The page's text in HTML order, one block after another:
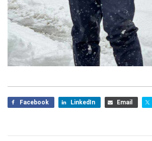
Facebook LinkedIn Email